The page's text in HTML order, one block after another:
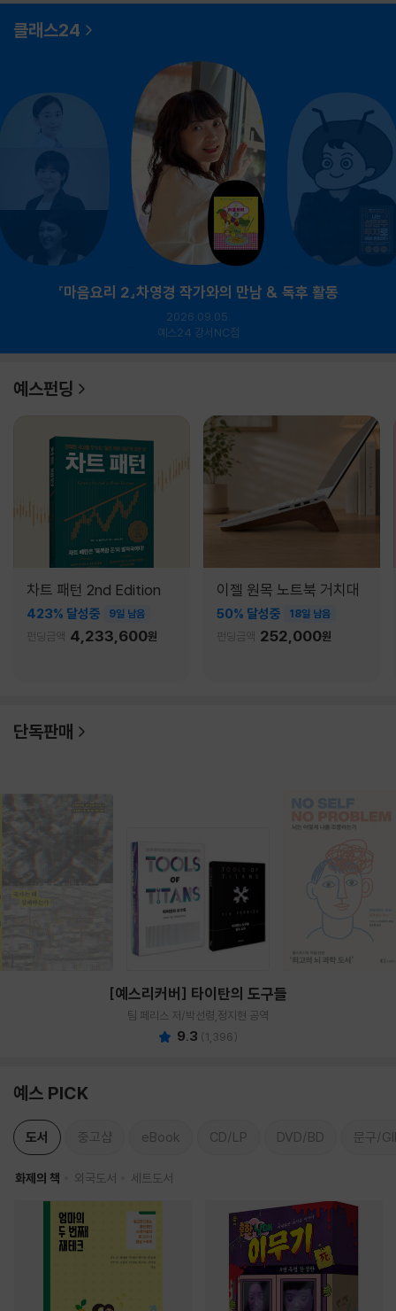
클래스24
『마음요리 2』차영경 작가와의 만남 & 독후 활동
2026.09.05.
예스24 강서NC점
예스펀딩
차트 패턴 2nd Edition
423% 달성중 9일 남음
펀딩금액 4,233,600원
이젤 원목 노트북 거치대
50% 달성중 18일 남음
펀딩금액 252,000원
단독판매
[예스리커버] 타이탄의 도구들
팀 페리스 저/박선령,정지현 공역
9.3 (1,396)
예스 PICK
도서 중고샵 eBook CD/LP DVD/BD 문구/
화제의 책 외국도서 세트도서